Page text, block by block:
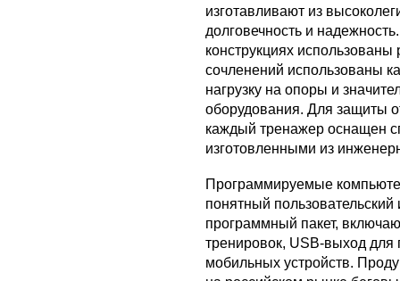
изготавливают из
долговечность и
конструкциях
сочленений использованы
нагрузку на опоры и
оборудования. Для защиты
каждый тренажер оснащен
изготовленными из
Программируемые
понятный
программный пакет,
тренировок, USB-выход для
мобильных устройств.